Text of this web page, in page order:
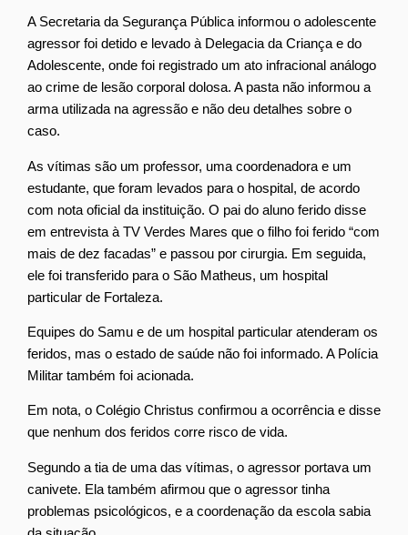
A Secretaria da Segurança Pública informou o adolescente
agressor foi detido e levado à Delegacia da Criança e do
Adolescente, onde foi registrado um ato infracional análogo
ao crime de lesão corporal dolosa. A pasta não informou a
arma utilizada na agressão e não deu detalhes sobre o
caso.
As vítimas são um professor, uma coordenadora e um
estudante, que foram levados para o hospital, de acordo
com nota oficial da instituição. O pai do aluno ferido disse
em entrevista à TV Verdes Mares que o filho foi ferido “com
mais de dez facadas” e passou por cirurgia. Em seguida,
ele foi transferido para o São Matheus, um hospital
particular de Fortaleza.
Equipes do Samu e de um hospital particular atenderam os
feridos, mas o estado de saúde não foi informado. A Polícia
Militar também foi acionada.
Em nota, o Colégio Christus confirmou a ocorrência e disse
que nenhum dos feridos corre risco de vida.
Segundo a tia de uma das vítimas, o agressor portava um
canivete. Ela também afirmou que o agressor tinha
problemas psicológicos, e a coordenação da escola sabia